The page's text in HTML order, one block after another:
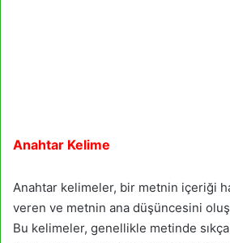
Anahtar Kelime
Anahtar kelimeler, bir metnin içeriği
veren ve metnin ana düşüncesini
Bu kelimeler, genellikle metinde